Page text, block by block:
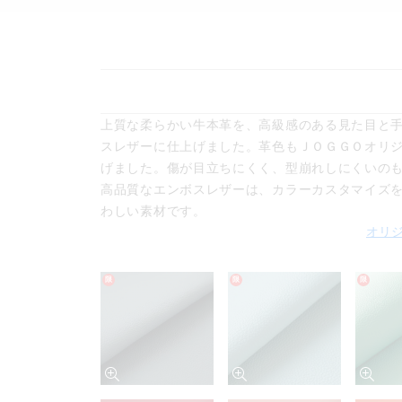
上質な柔らかい牛本革を、高級感のある見た目と
スレザーに仕上げました。革色もＪＯＧＧＯオリ
げました。傷が目立ちにくく、型崩れしにくいの
高品質なエンボスレザーは、カラーカスタマイズ
わしい素材です。
オリ
限 限 限